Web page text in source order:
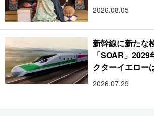
2026.08.05
新幹線に新たな
「SOAR」
クターイエロー
2026.07.29